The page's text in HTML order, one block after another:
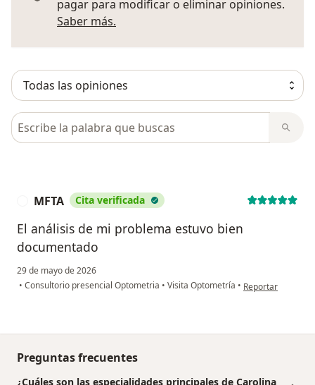
pagar para modificar o eliminar opiniones.
Saber más.
Busca en opiniones
MFTA Cita verificada
El análisis de mi problema estuvo bien
documentado
29 de mayo de 2026
• Consultorio presencial Optometria • Visita Optometría • en opinión del
Reportar
Preguntas frecuentes
¿Cuáles son las especialidades principales de Carolina